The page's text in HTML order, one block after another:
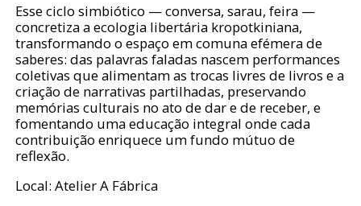
Esse ciclo simbiótico — conversa, sarau, feira —
concretiza a ecologia libertária kropotkiniana,
transformando o espaço em comuna efémera de
saberes: das palavras faladas nascem performances
coletivas que alimentam as trocas livres de livros e a
criação de narrativas partilhadas, preservando
memórias culturais no ato de dar e de receber, e
fomentando uma educação integral onde cada
contribuição enriquece um fundo mútuo de
reflexão.
Local: Atelier A Fábrica